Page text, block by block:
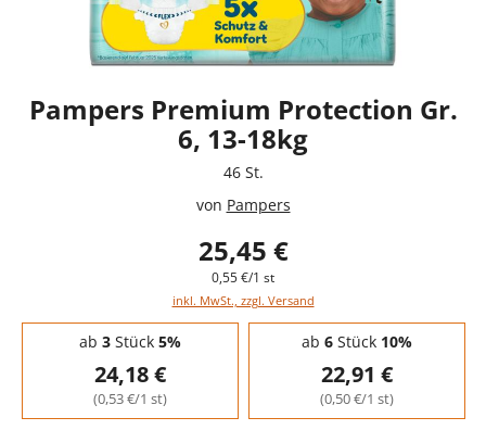
Pampers Premium Protection Gr.
6, 13-18kg
46 St.
von Pampers
25,45 €
0,55 €/1 st
inkl. MwSt., zzgl. Versand
Staffelpreise - Mengenrabatt
ab 3Stück 5%
24,18 €
(0,53 €/1 st)
ab 6Stück 10%
22,91 €
(0,50 €/1 st)